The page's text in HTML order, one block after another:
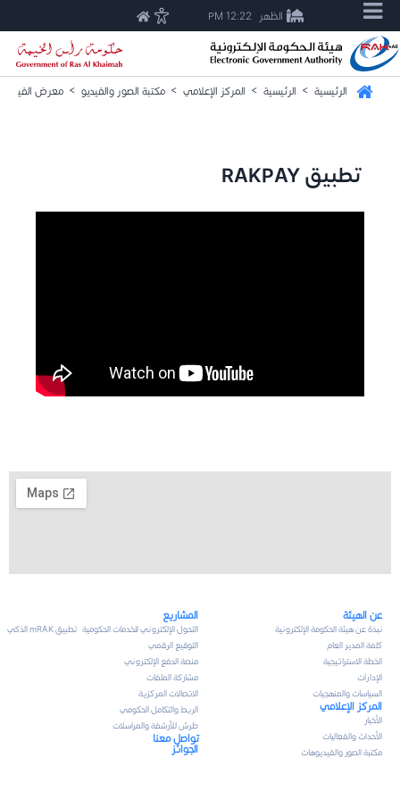
الظهر 12:22 PM
الرئيسية > الرئيسية > المركز الإعلامي > مكتبة الصور والفيديو > معرض الفيديو
تطبيق RAKPAY
عن الهيئة
نبذة عن هيئة الحكومة الإلكترونية
كلمة المدير العام
الخطة الاستراتيجية
الإدارات
السياسات والمنهجيات
المركز الإعلامي
الأخبار
الأحداث والفعاليات
مكتبة الصور والفيديوهات
المشاريع
التحول الإلكتروني للخدمات الحكومية تطبيق mRAK الذكي
التوقيع الرقمي
منصة الدفع الإلكتروني
مشاركة الملفات
الاتصالات المركزية
الربط والتكامل الحكومي
طرش للأرشفة والمراسلات
تواصل معنا
الجوائز